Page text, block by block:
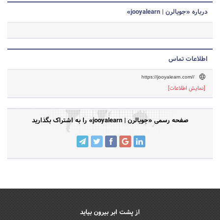
درباره «جویالرن | jooyalearn»
اطلاعات تماس
https://jooyalearn.com//
[نمایش اطلاعات]
صفحه رسمی «جویالرن | jooyalearn» را به اشتراک بگذارید
از پشت ابر بیرون بیاید